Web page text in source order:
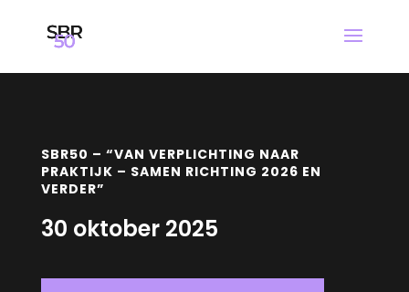
SBR50 – “VAN VERPLICHTING NAAR
PRAKTIJK – SAMEN RICHTING 2026 EN
VERDER”
30 oktober 2025